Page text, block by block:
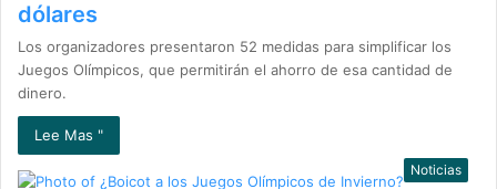
dólares
Los organizadores presentaron 52 medidas para simplificar los
Juegos Olímpicos, que permitirán el ahorro de esa cantidad de
dinero.
Lee Mas "
Noticias